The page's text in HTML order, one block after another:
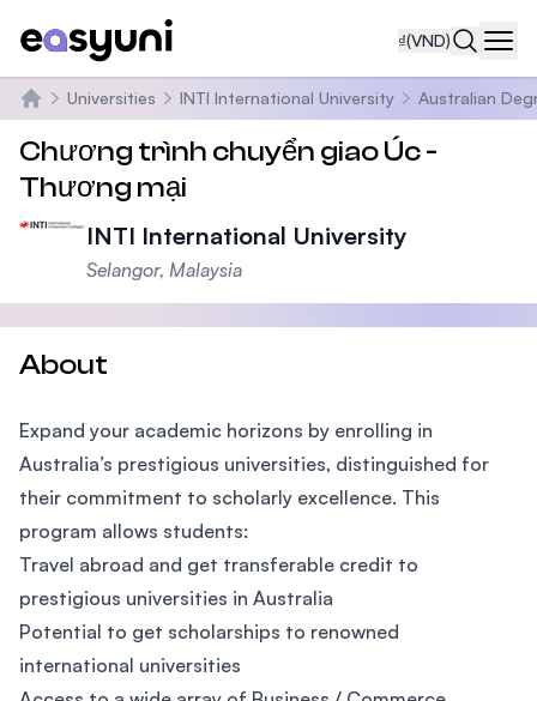
₫(VND)
Trang chủ
Universities INTI International University Australian
Chương trình chuyển giao Úc -
Thương mại
INTI International University
Selangor, Malaysia
About
Expand your academic horizons by enrolling in
Australia’s prestigious universities, distinguished for
their commitment to scholarly excellence. This
program allows students:
Travel abroad and get transferable credit to
prestigious universities in Australia
Potential to get scholarships to renowned
international universities